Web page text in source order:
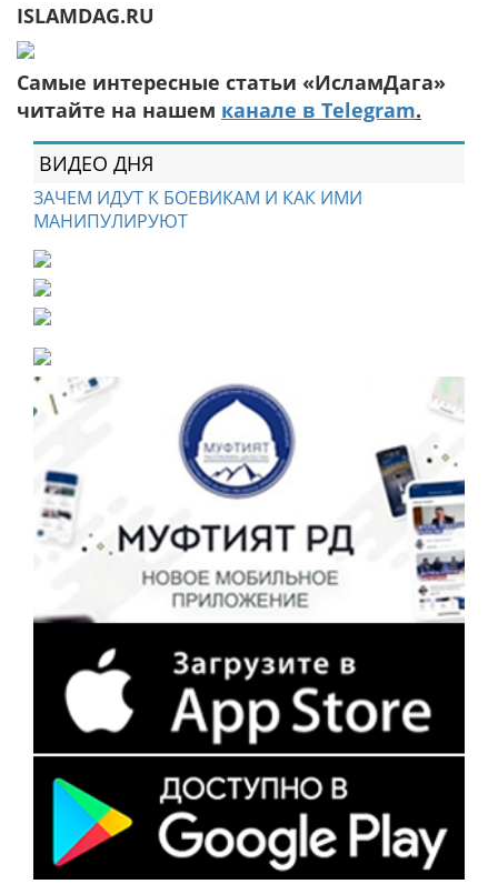
ISLAMDAG.RU
Самые интересные статьи «ИсламДага»
читайте на нашем канале в Telegram.
ВИДЕО ДНЯ
ЗАЧЕМ ИДУТ К БОЕВИКАМ И КАК ИМИ
МАНИПУЛИРУЮТ